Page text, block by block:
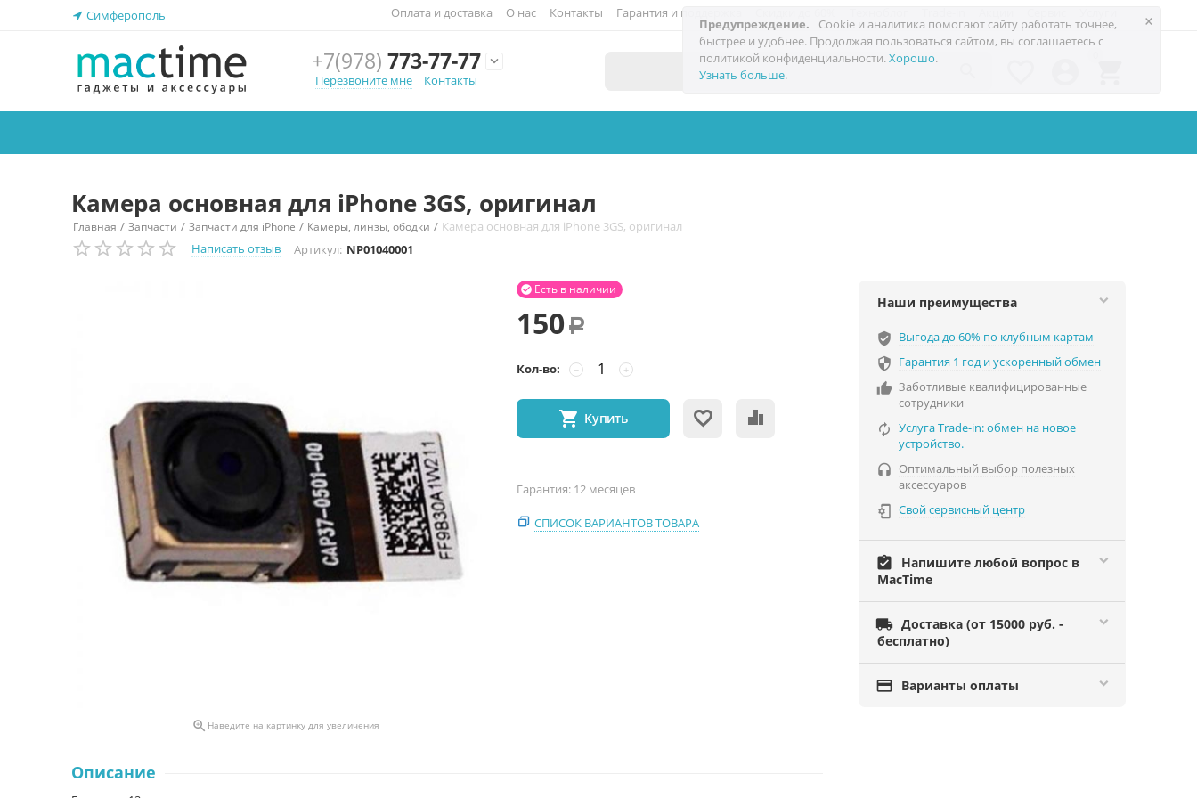
×
Предупреждение.
Cookie и аналитика помогают сайту работать точнее,
быстрее и удобнее. Продолжая пользоваться сайтом, вы соглашаетесь с
политикой конфиденциальности.Хорошо.
Узнать больше.
Симферополь Оплата и доставка О нас Контакты Гарантия и поддержка
+7(978) 773-77-77

Перезвоните мне
Контакты
Камера основная для iPhone 3GS, оригинал
Главная / Запчасти / Запчасти для iPhone / Камеры, линзы, ободки / Камера основная для iPhone 3GS, оригинал
Написать отзыв
Артикул: NP01040001
 Наведите на картинку для увеличения
Есть в наличии

150 Р
Кол-во: +
−
Купить
Гарантия: 12 месяцев
СПИСОК ВАРИАНТОВ ТОВАРА
Наши преимущества
verified_user Выгода до 60% по клубным картам
 Гарантия 1 год и ускоренный обмен
 Заботливые квалифицированные
сотрудники
 Услуга Trade-in: обмен на новое
устройство.
 Оптимальный выбор полезных
аксессуаров
 Свой сервисный центр
assignment_turned_in
Напишите любой вопрос в
MacTime
 Доставка (от 15000 руб. -
бесплатно)
 Варианты оплаты
Описание